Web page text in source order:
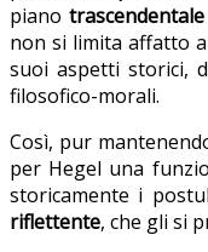
piano trascendentale
non si limita affatto
suoi aspetti storici,
filosofico-morali.
Così, pur
per Hegel una
storicamente i
riflettente, che gli si